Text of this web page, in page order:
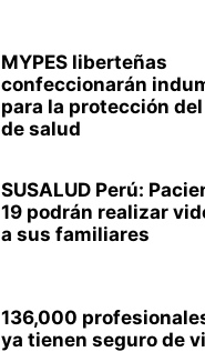
MYPES liberteñas
confeccionarán
para la protección
de salud
SUSALUD Perú:
19 podrán realizar
a sus familiares
136,000
ya tienen seguro de